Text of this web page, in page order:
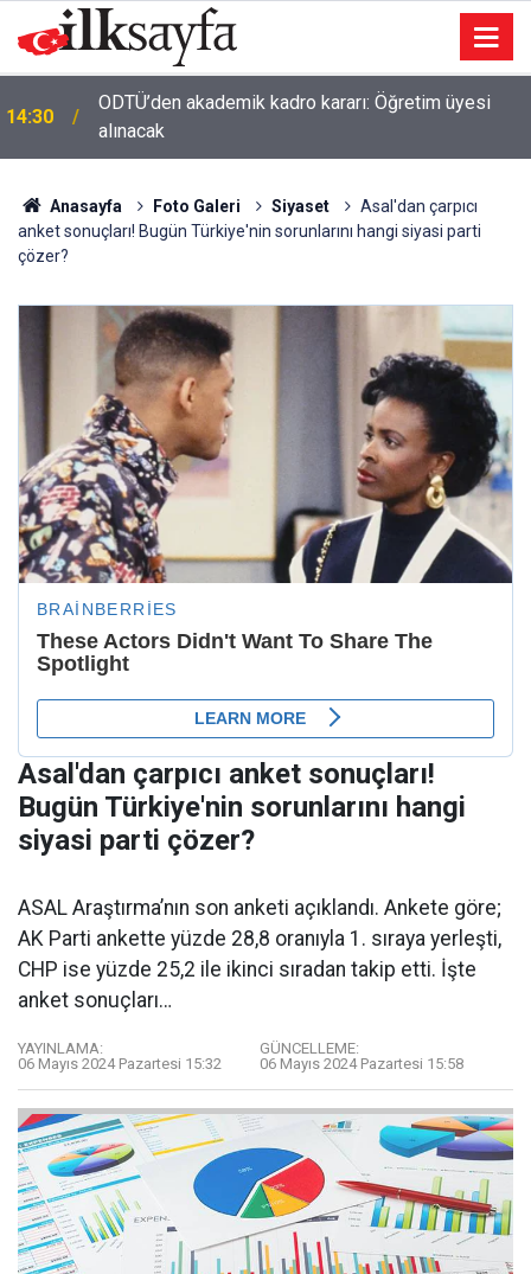
14:30
ODTÜ’den akademik kadro kararı: Öğretim üyesi
alınacak
Anasayfa Foto Galeri Siyaset
Asal'dan çarpıcı
anket sonuçları! Bugün Türkiye'nin sorunlarını hangi siyasi parti
çözer?
Asal'dan çarpıcı anket sonuçları!
Bugün Türkiye'nin sorunlarını hangi
siyasi parti çözer?
ASAL Araştırma’nın son anketi açıklandı. Ankete göre;
AK Parti ankette yüzde 28,8 oranıyla 1. sıraya yerleşti,
CHP ise yüzde 25,2 ile ikinci sıradan takip etti. İşte
anket sonuçları…
YAYINLAMA:
06 Mayıs 2024 Pazartesi 15:32
GÜNCELLEME:
06 Mayıs 2024 Pazartesi 15:58